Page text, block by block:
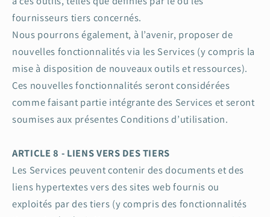
fournisseurs tiers concernés.
Nous pourrons également, à l’avenir, proposer de
nouvelles fonctionnalités via les Services (y compris la
mise à disposition de nouveaux outils et ressources).
Ces nouvelles fonctionnalités seront considérées
comme faisant partie intégrante des Services et seront
soumises aux présentes Conditions d’utilisation.
ARTICLE 8 - LIENS VERS DES TIERS
Les Services peuvent contenir des documents et des
liens hypertextes vers des sites web fournis ou
exploités par des tiers (y compris des fonctionnalités